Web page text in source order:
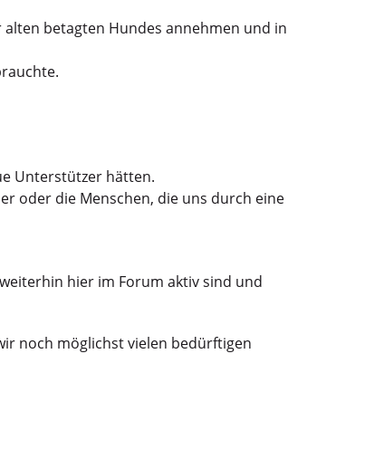
betagten Hundes annehmen und in
Unterstützer hätten.
oder die Menschen, die uns durch eine
hier im Forum aktiv sind und
noch möglichst vielen bedürftigen